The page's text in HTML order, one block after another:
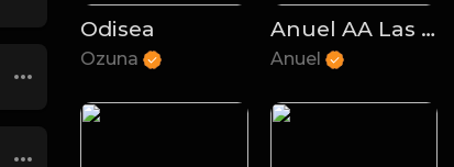
Odisea
Ozuna
Anuel AA Las Leyendas Nunca Mueren
Anuel